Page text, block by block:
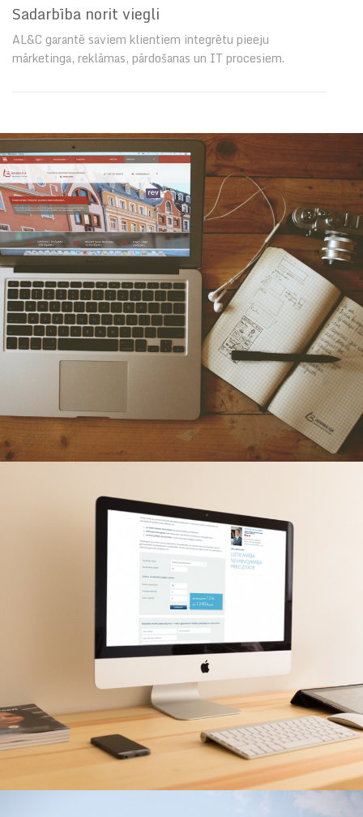
Sadarbība norit viegli
AL&C garantē saviem klientiem integrētu pieeju
mārketinga, reklāmas, pārdošanas un IT procesiem.